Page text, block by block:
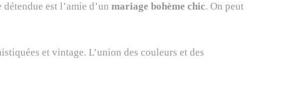
est l’amie d’un mariage bohème chic. On peut
et vintage. L’union des couleurs et des